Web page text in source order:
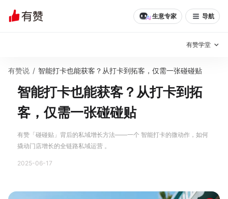
生意专家 导航
有赞学堂
私域日历 增长方法
有赞成功案例
有赞春季发布会 实干家直播间
有赞说 / 智能打卡也能获客？从打卡到拓客，仅需一张碰碰贴
智能打卡也能获客？从打卡到拓
客，仅需一张碰碰贴
有赞「碰碰贴」背后的私域增长方法——一个 智能打卡的微动作，如何
撬动门店增长的全链路私域运营 。
2025-06-17